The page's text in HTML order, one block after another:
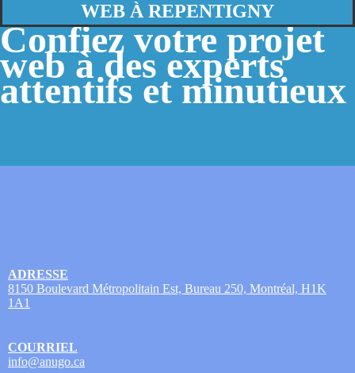
WEB À REPENTIGNY
Confiez votre projet
web à des experts
attentifs et minutieux
ADRESSE
8150 Boulevard Métropolitain Est, Bureau 250, Montréal, H1K
1A1
COURRIEL
info@anugo.ca